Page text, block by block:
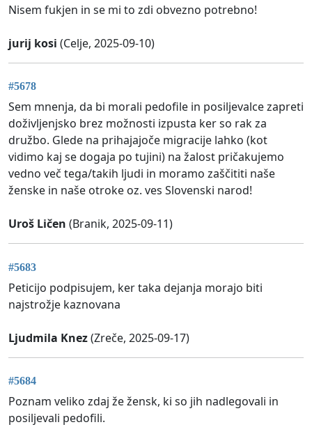
Nisem fukjen in se mi to zdi obvezno potrebno!
jurij kosi (Celje, 2025-09-10)
#5678
Sem mnenja, da bi morali pedofile in posiljevalce zapreti
doživljenjsko brez možnosti izpusta ker so rak za
družbo. Glede na prihajajoče migracije lahko (kot
vidimo kaj se dogaja po tujini) na žalost pričakujemo
vedno več tega/takih ljudi in moramo zaščititi naše
ženske in naše otroke oz. ves Slovenski narod!
Uroš Ličen (Branik, 2025-09-11)
#5683
Peticijo podpisujem, ker taka dejanja morajo biti
najstrožje kaznovana
Ljudmila Knez(Zreče, 2025-09-17)
#5684
Poznam veliko zdaj že žensk, ki so jih nadlegovali in
posiljevali pedofili.